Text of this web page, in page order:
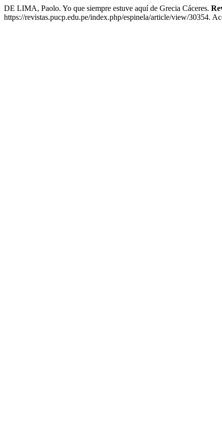
DE LIMA, Paolo. Yo que siempre estuve aquí de Grecia Cáceres.
https://revistas.pucp.edu.pe/index.php/espinela/article/view/30354.